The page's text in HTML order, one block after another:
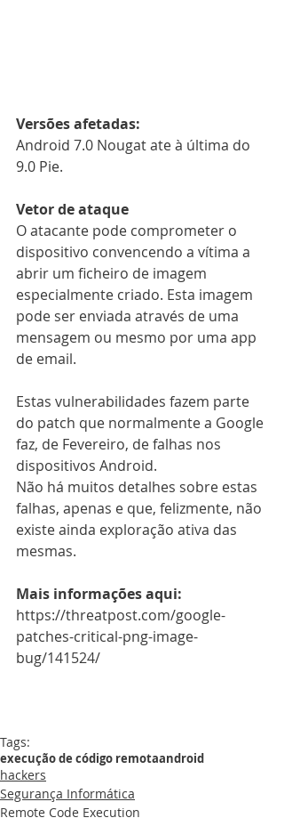
Versões afetadas:
Android 7.0 Nougat ate à última do
9.0 Pie.
Vetor de ataque
O atacante pode comprometer o
dispositivo convencendo a vítima a
abrir um ficheiro de imagem
especialmente criado. Esta imagem
pode ser enviada através de uma
mensagem ou mesmo por uma app
de email.
Estas vulnerabilidades fazem parte
do patch que normalmente a Google
faz, de Fevereiro, de falhas nos
dispositivos Android.
Não há muitos detalhes sobre estas
falhas, apenas e que, felizmente, não
existe ainda exploração ativa das
mesmas.
Mais informações aqui:
https://threatpost.com/google-
patches-critical-png-image-
bug/141524/
Tags:
execução de código remotaandroid
hackers
Segurança Informática
Remote Code Execution